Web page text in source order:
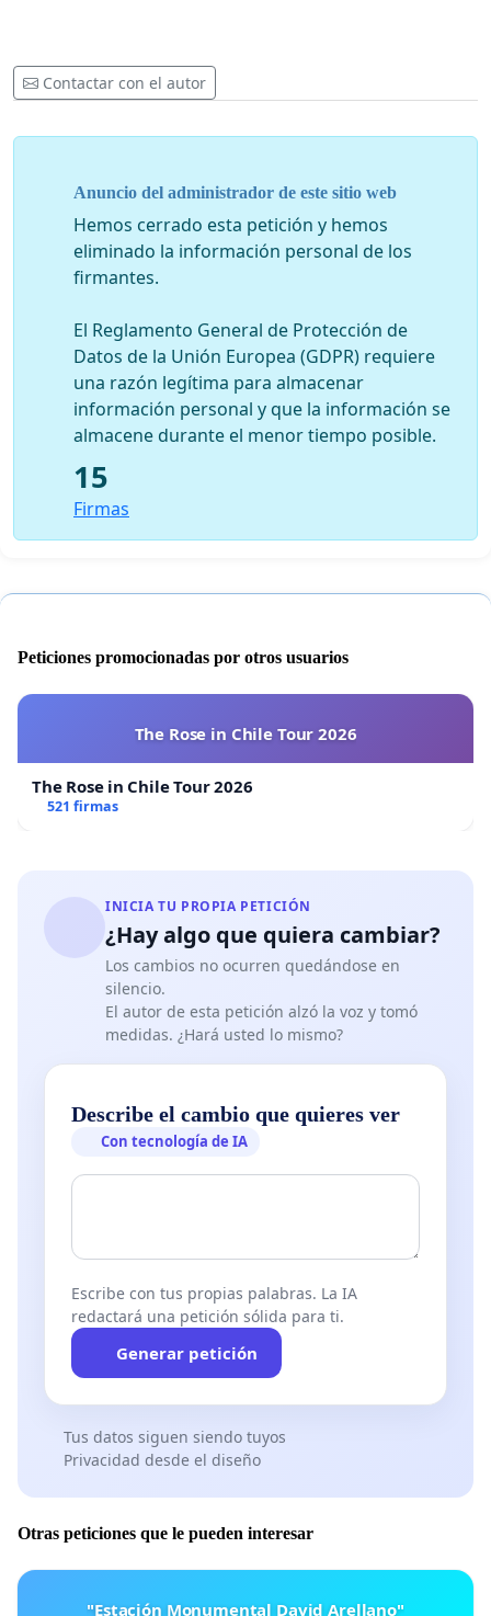
año 2.020, ay que pagamos más de 1.6M por el agua
que la alcaldía traía gratis como contingencia en el día
muchas gracias.
Contactar con el autor
Anuncio del administrador de este sitio web
Hemos cerrado esta petición y hemos
eliminado la información personal de los
firmantes.
El Reglamento General de Protección de
Datos de la Unión Europea (GDPR) requiere
una razón legítima para almacenar
información personal y que la información se
almacene durante el menor tiempo posible.
15
Firmas
Peticiones promocionadas por otros usuarios
The Rose in Chile Tour 2026
The Rose in Chile Tour 2026
521 firmas
INICIA TU PROPIA PETICIÓN
¿Hay algo que quiera cambiar?
Los cambios no ocurren quedándose en
silencio.
El autor de esta petición alzó la voz y tomó
medidas. ¿Hará usted lo mismo?
Describe el cambio que quieres ver
Con tecnología de IA
Escribe con tus propias palabras. La IA
redactará una petición sólida para ti.
Generar petición
Tus datos siguen siendo tuyos
Privacidad desde el diseño
Otras peticiones que le pueden interesar
"Estación Monumental David Arellano"